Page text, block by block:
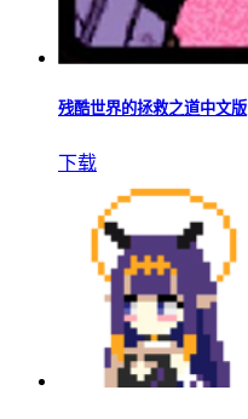
残酷世界的拯救之道中文版
下载